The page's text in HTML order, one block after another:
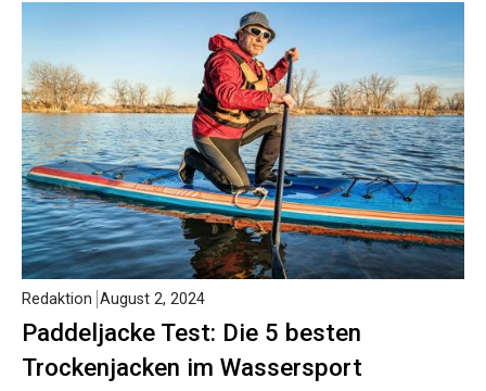
Paddeljacke Test: Die 5 besten
Trockenjacken im Wassersport
Redaktion August 2, 2024